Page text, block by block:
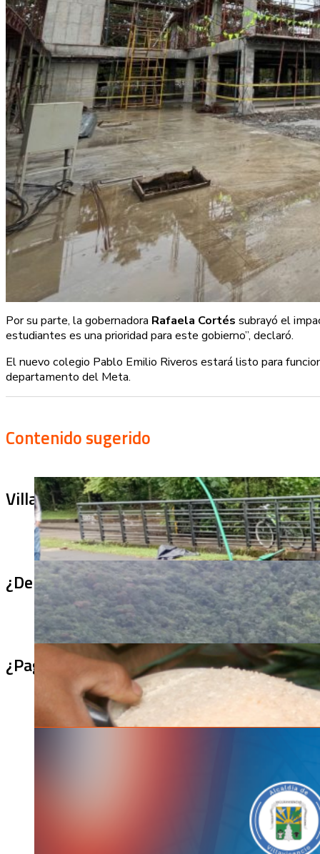
Por su parte, la gobernadora Rafaela Cortés subrayó el
estudiantes es una prioridad para este gobierno”, declaró.
El nuevo colegio Pablo Emilio Riveros estará listo para
departamento del Meta.
Contenido sugerido
Villa Julia no puede tapar el problema:
¿De qué sirve un puente terminado si no
¿Pagaron menos de lo permitido por el